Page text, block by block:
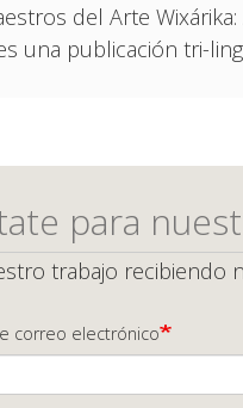
del Arte
una publicación tri-
para
trabajo recibiendo
correo electrónico